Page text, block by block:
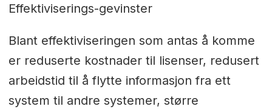
Effektiviserings-gevinster
Blant effektiviseringen som antas å komme
er reduserte kostnader til lisenser, redusert
arbeidstid til å flytte informasjon fra ett
system til andre systemer, større